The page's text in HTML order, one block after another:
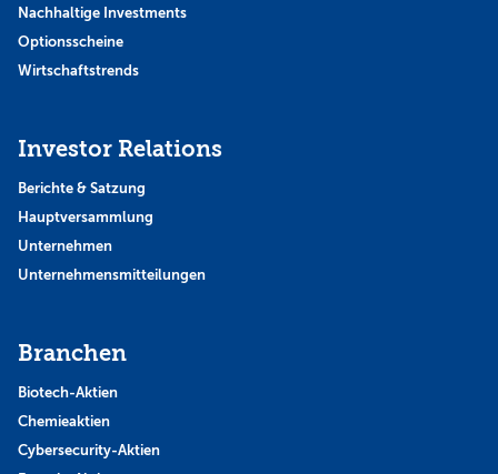
Nachhaltige Investments
Optionsscheine
Wirtschaftstrends
Investor Relations
Berichte & Satzung
Hauptversammlung
Unternehmen
Unternehmensmitteilungen
Branchen
Biotech-Aktien
Chemieaktien
Cybersecurity-Aktien